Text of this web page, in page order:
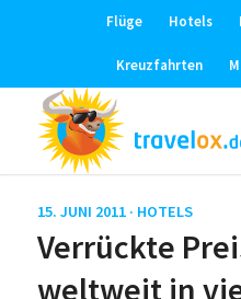
Flüge Hotels
Kreuzfahrten
15. JUNI 2011 · HOTELS
Verrückte
weltweit in